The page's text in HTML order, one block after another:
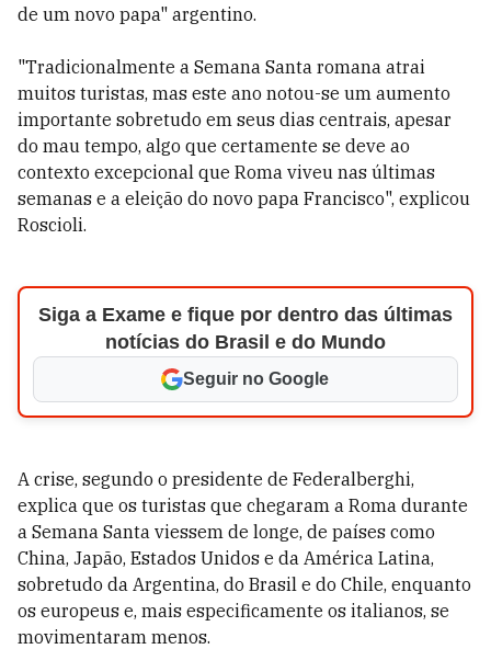
de um novo papa" argentino.
"Tradicionalmente a Semana Santa romana atrai
muitos turistas, mas este ano notou-se um aumento
importante sobretudo em seus dias centrais, apesar
do mau tempo, algo que certamente se deve ao
contexto excepcional que Roma viveu nas últimas
semanas e a eleição do novo papa Francisco", explicou
Roscioli.
Siga a Exame e fique por dentro das últimas
notícias do Brasil e do Mundo
Seguir no Google
A crise, segundo o presidente de Federalberghi,
explica que os turistas que chegaram a Roma durante
a Semana Santa viessem de longe, de países como
China, Japão, Estados Unidos e da América Latina,
sobretudo da Argentina, do Brasil e do Chile, enquanto
os europeus e, mais especificamente os italianos, se
movimentaram menos.